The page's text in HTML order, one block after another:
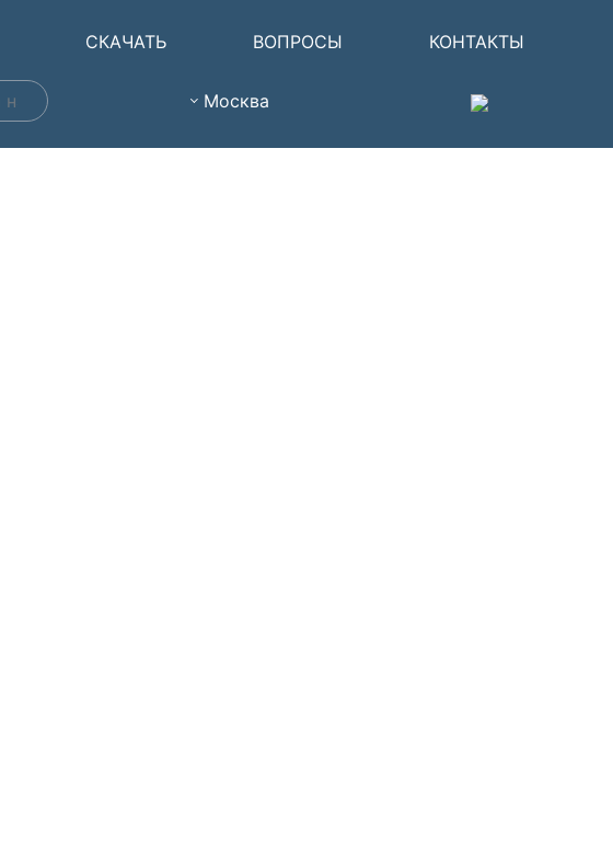
СКАЧАТЬ ВОПРОСЫ КОНТАКТЫ
Москва